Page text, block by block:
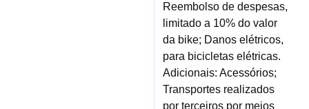
Reembolso de despesas,
limitado a 10% do valor
da bike; Danos elétricos,
para bicicletas elétricas.
Adicionais: Acessórios;
Transportes realizados
por terceiros por meios